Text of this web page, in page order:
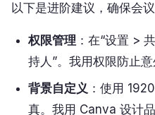
以下是进阶建议，确保会议
权限管理 ：在“设置 >
持人”。我用权限防止意
背景自定义 ：使用
真。我用 Canva 设计品